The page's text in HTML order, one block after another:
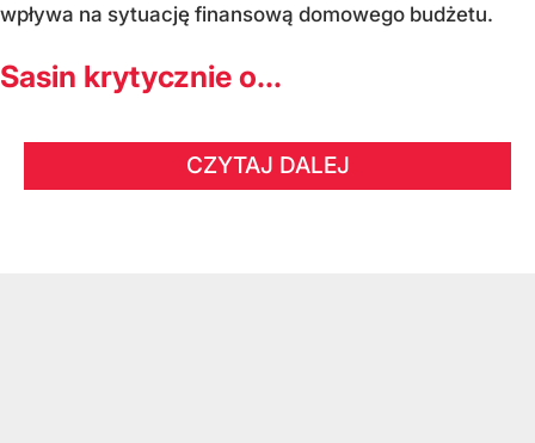
wpływa na sytuację finansową domowego budżetu.
Sasin krytycznie o...
CZYTAJ DALEJ